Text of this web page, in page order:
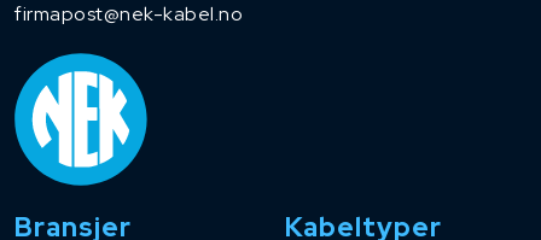
firmapost@nek-kabel.no
Bransjer Kabeltyper